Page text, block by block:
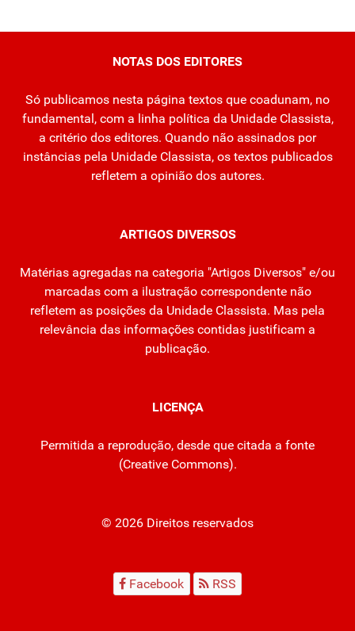
NOTAS DOS EDITORES
Só publicamos nesta página textos que coadunam, no
fundamental, com a linha política da Unidade Classista,
a critério dos editores. Quando não assinados por
instâncias pela Unidade Classista, os textos publicados
refletem a opinião dos autores.
ARTIGOS DIVERSOS
Matérias agregadas na categoria "Artigos Diversos" e/ou
marcadas com a ilustração correspondente não
refletem as posições da Unidade Classista. Mas pela
relevância das informações contidas justificam a
publicação.
LICENÇA
Permitida a reprodução, desde que citada a fonte
(Creative Commons).
© 2026 Direitos reservados
Facebook RSS